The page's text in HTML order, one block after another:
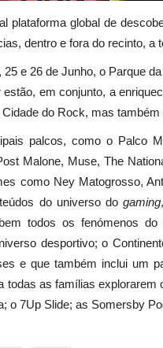
plataforma global de
dentro e fora do recinto, a
25 e 26 de Junho, o Parque
em conjunto, a
do Rock, mas
palcos, como o Palco
Malone, Muse, The
como Ney Matogrosso,
do universo dogaming
todos os fenómenos
desportivo; o
e que também inclui um
todas as famílias
o 7Up Slide; as Somersby